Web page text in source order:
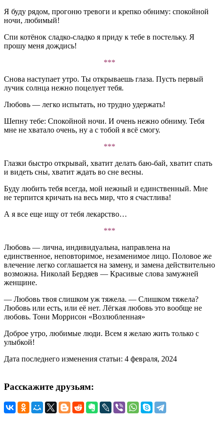
Я буду рядом, прогоню тревоги и крепко обниму: спокойной
ночи, любимый!
Спи котёнок сладко-сладко я приду к тебе в постельку. Я
прошу меня дождись!
***
Снова наступает утро. Ты открываешь глаза. Пусть первый
лучик солнца нежно поцелует тебя.
Любовь — легко испытать, но трудно удержать!
Шепну тебе: Спокойной ночи. И очень нежно обниму. Тебя
мне не хватало очень, ну а с тобой я всё смогу.
***
Глазки быстро открывай, хватит делать баю-бай, хватит спать
и видеть сны, хватит ждать во сне весны.
Буду любить тебя всегда, мой нежный и единственный. Мне
не терпится кричать на весь мир, что я счастлива!
А я все еще ищу от тебя лекарство…
***
Любовь — лична, индивидуальна, направлена на
единственное, неповторимое, незаменимое лицо. Половое же
влечение легко соглашается на замену, и замена действительно
возможна. Николай Бердяев — Красивые слова замужней
женщине.
— Любовь твоя слишком уж тяжела. — Слишком тяжела?
Любовь или есть, или её нет. Лёгкая любовь это вообще не
любовь. Тони Моррисон «Возлюбленная»
Доброе утро, любимые люди. Всем я желаю жить только с
улыбкой!
Дата последнего изменения статьи: 4 февраля, 2024
Расскажите друзьям: